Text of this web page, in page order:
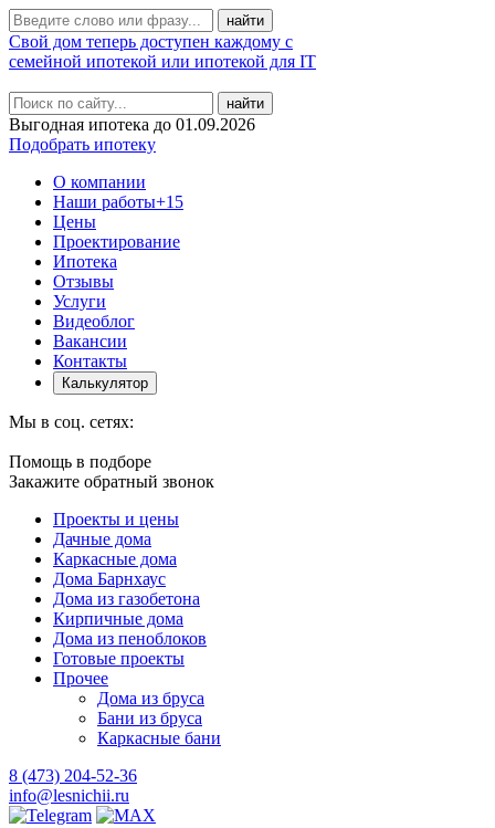
Свой дом теперь доступен каждому с
семейной ипотекой или ипотекой для IT
найти
Выгодная ипотека до 01.09.2026
Подобрать ипотеку
О компании
Наши работы+15
Цены
Проектирование
Ипотека
Отзывы
Услуги
Видеоблог
Вакансии
Контакты
Калькулятор
Мы в соц. сетях:
Помощь в подборе
Закажите обратный звонок
Проекты и цены
Дачные дома
Каркасные дома
Дома Барнхаус
Дома из газобетона
Кирпичные дома
Дома из пеноблоков
Готовые проекты
Прочее
Дома из бруса
Бани из бруса
Каркасные бани
8 (473) 204-52-36
info@lesnichii.ru